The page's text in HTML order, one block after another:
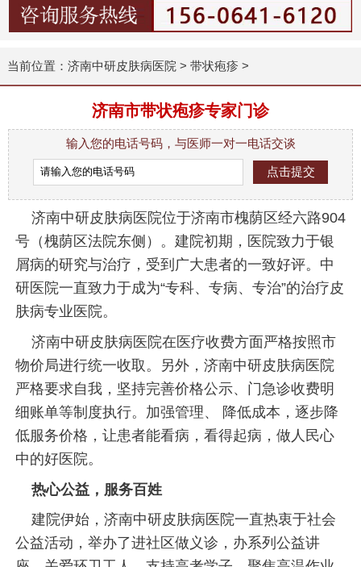
当前位置： 济南中研皮肤病医院 > 带状疱疹 >
济南市带状疱疹专家门诊
输入您的电话号码，与医师一对一电话交谈
济南中研皮肤病医院位于济南市槐荫区经六路904
号（槐荫区法院东侧）。建院初期，医院致力于银
屑病的研究与治疗，受到广大患者的一致好评。中
研医院一直致力于成为“专科、专病、专治”的治疗皮
肤病专业医院。
济南中研皮肤病医院在医疗收费方面严格按照市
物价局进行统一收取。另外，济南中研皮肤病医院
严格要求自我，坚持完善价格公示、门急诊收费明
细账单等制度执行。加强管理、 降低成本，逐步降
低服务价格，让患者能看病，看得起病，做人民心
中的好医院。
热心公益，服务百姓
建院伊始，济南中研皮肤病医院一直热衷于社会
公益活动，举办了进社区做义诊，办系列公益讲